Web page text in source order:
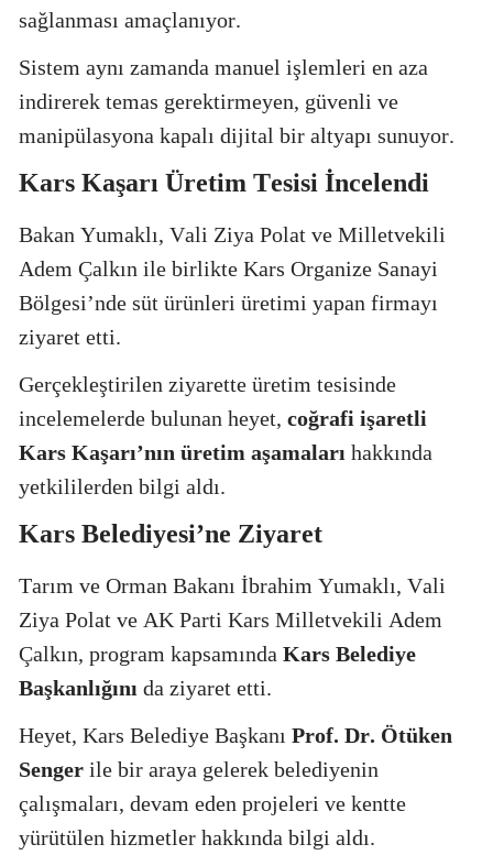
sağlanması amaçlanıyor.
Sistem aynı zamanda manuel işlemleri en aza
indirerek temas gerektirmeyen, güvenli ve
manipülasyona kapalı dijital bir altyapı sunuyor.
Kars Kaşarı Üretim Tesisi İncelendi
Bakan Yumaklı, Vali Ziya Polat ve Milletvekili
Adem Çalkın ile birlikte Kars Organize Sanayi
Bölgesi’nde süt ürünleri üretimi yapan firmayı
ziyaret etti.
Gerçekleştirilen ziyarette üretim tesisinde
incelemelerde bulunan heyet, coğrafi işaretli
Kars Kaşarı’nın üretim aşamaları hakkında
yetkililerden bilgi aldı.
Kars Belediyesi’ne Ziyaret
Tarım ve Orman Bakanı İbrahim Yumaklı, Vali
Ziya Polat ve AK Parti Kars Milletvekili Adem
Çalkın, program kapsamında Kars Belediye
Başkanlığını da ziyaret etti.
Heyet, Kars Belediye Başkanı Prof. Dr. Ötüken
Senger ile bir araya gelerek belediyenin
çalışmaları, devam eden projeleri ve kentte
yürütülen hizmetler hakkında bilgi aldı.